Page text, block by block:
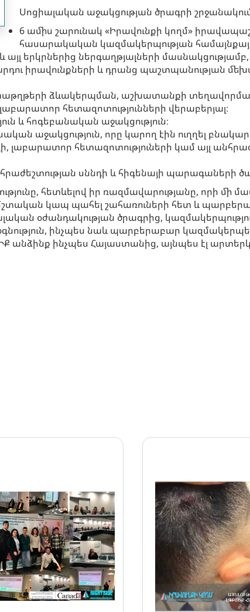
Սոցիալական աջակցության ծրագրի
6 ամիս շարունակ «Իրավունքի կողմ»
հասարակական կազմակերպության
երկրներից ներգաղթյալների
իրավունքների և դրանց պաշտպանության
ձևակերպման, աշխատանքի
հետազոտությունների վերաբերյալ։
և հոգեբանական աջակցություն։
աջակցություն, որը կարող էին ուղղել
լաբարատոր հետազոտություների կամ այլ
սննդի և հիգենայի պարագաների
հետևելով իր ռազմավարությանը, որի մի
կապ պահել շահառուների հետ և
օժանդակության ծրագրից,
ինչպես նաև պարբերաբար
անձինք ինչպես Հայաստանից, այնպես էլ